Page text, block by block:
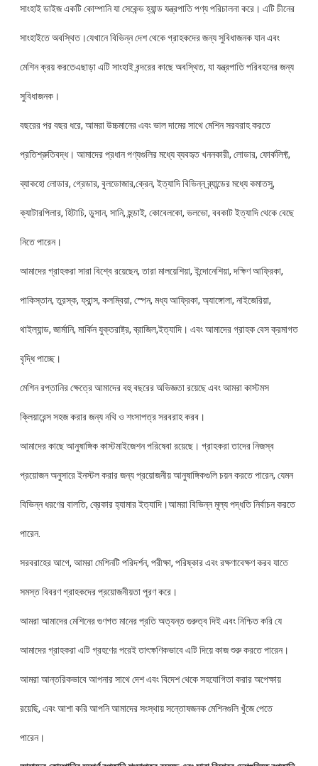
সাংহাই ডাইজ একটি কোম্পানি যা সেকেন্ড হ্যান্ড যন্ত্রপাতি পণ্য পরিচালনা করে। এটি চীনের
সাংহাইতে অবস্থিত।যেখানে বিভিন্ন দেশ থেকে গ্রাহকদের জন্য সুবিধাজনক যান এবং
মেশিন ক্রয় করতেএছাড়া এটি সাংহাই বন্দরের কাছে অবস্থিত, যা যন্ত্রপাতি পরিবহনের জন্য
সুবিধাজনক।
বছরের পর বছর ধরে, আমরা উচ্চমানের এবং ভাল দামের সাথে মেশিন সরবরাহ করতে
প্রতিশ্রুতিবদ্ধ। আমাদের প্রধান পণ্যগুলির মধ্যে ব্যবহৃত খননকারী, লোডার, ফোর্কলিফ্ট,
ব্যাকহো লোডার, গ্রেডার, বুলডোজার,ক্রেন, ইত্যাদি বিভিন্ন ব্র্যান্ডের মধ্যে কমাতসু,
ক্যাটারপিলার, হিটাচি, ডুসান, সানি, হুন্ডাই, কোবেলকো, ভলভো, ববকাট ইত্যাদি থেকে বেছে
নিতে পারেন।
আমাদের গ্রাহকরা সারা বিশ্বে রয়েছেন, তারা মালয়েশিয়া, ইন্দোনেশিয়া, দক্ষিণ আফ্রিকা,
পাকিস্তান, তুরস্ক, ফ্রান্স, কলম্বিয়া, স্পেন, মধ্য আফ্রিকা, অ্যাঙ্গোলা, নাইজেরিয়া,
থাইল্যান্ড, জার্মানি, মার্কিন যুক্তরাষ্ট্র, ব্রাজিল,ইত্যাদি। এবং আমাদের গ্রাহক বেস ক্রমাগত
বৃদ্ধি পাচ্ছে।
মেশিন রপ্তানির ক্ষেত্রে আমাদের বহু বছরের অভিজ্ঞতা রয়েছে এবং আমরা কাস্টমস
ক্লিয়ারেন্স সহজ করার জন্য নথি ও শংসাপত্র সরবরাহ করব।
আমাদের কাছে আনুষাঙ্গিক কাস্টমাইজেশন পরিষেবা রয়েছে। গ্রাহকরা তাদের নিজস্ব
প্রয়োজন অনুসারে ইনস্টল করার জন্য প্রয়োজনীয় আনুষাঙ্গিকগুলি চয়ন করতে পারেন, যেমন
বিভিন্ন ধরণের বালতি, ব্রেকার হ্যামার ইত্যাদি।আমরা বিভিন্ন মূল্য পদ্ধতি নির্বাচন করতে
পারেন.
সরবরাহের আগে, আমরা মেশিনটি পরিদর্শন, পরীক্ষা, পরিষ্কার এবং রক্ষণাবেক্ষণ করব যাতে
সমস্ত বিবরণ গ্রাহকদের প্রয়োজনীয়তা পূরণ করে।
আমরা আমাদের মেশিনের গুণগত মানের প্রতি অত্যন্ত গুরুত্ব দিই এবং নিশ্চিত করি যে
আমাদের গ্রাহকরা এটি গ্রহণের পরেই তাৎক্ষণিকভাবে এটি দিয়ে কাজ শুরু করতে পারেন।
আমরা আন্তরিকভাবে আপনার সাথে দেশ এবং বিদেশ থেকে সহযোগিতা করার অপেক্ষায়
রয়েছি, এবং আশা করি আপনি আমাদের সংস্থায় সন্তোষজনক মেশিনগুলি খুঁজে পেতে
পারেন।